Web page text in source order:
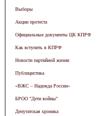
Выборы
Акции протеста
Официальные документы ЦК КПРФ
Как вступить в КПРФ
Новости партийной жизни
Публицистика
«ВЖC – Надежда России»
БРОО "Дети войны"
Депутатская хроника